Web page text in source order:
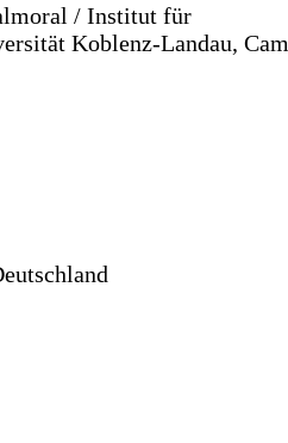
/ Institut für
Koblenz-Landau,